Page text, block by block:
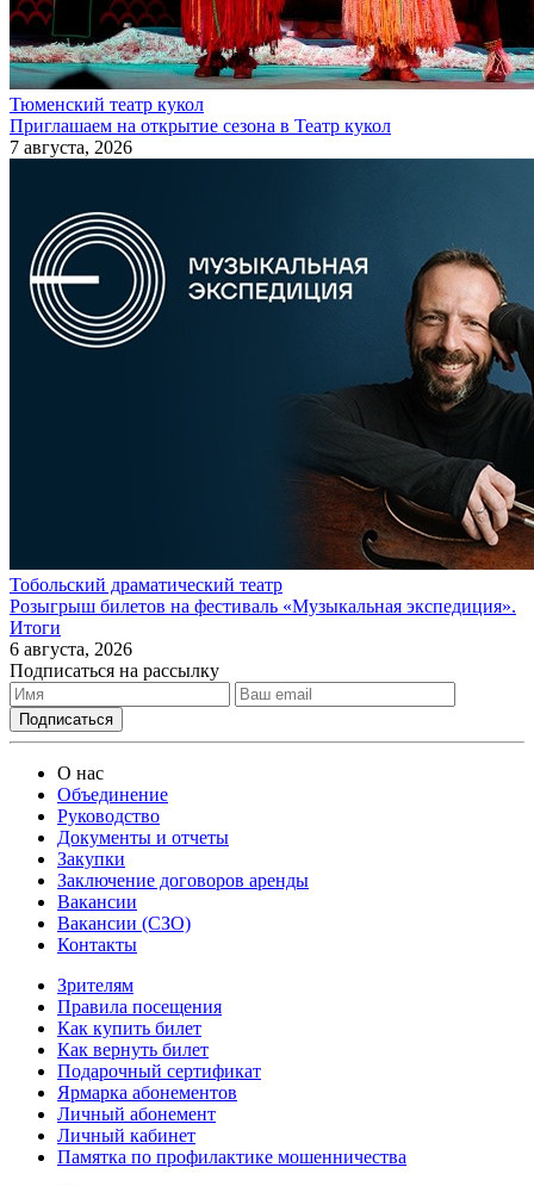
Тюменский театр кукол
Приглашаем на открытие сезона в Театр кукол
7 августа, 2026
Тобольский драматический театр
Розыгрыш билетов на фестиваль «Музыкальная экспедиция».
Итоги
6 августа, 2026
Подписаться на рассылку
О нас
Объединение
Руководство
Документы и отчеты
Закупки
Заключение договоров аренды
Вакансии
Вакансии (СЗО)
Контакты
Зрителям
Правила посещения
Как купить билет
Как вернуть билет
Подарочный сертификат
Ярмарка абонементов
Личный абонемент
Личный кабинет
Памятка по профилактике мошенничества